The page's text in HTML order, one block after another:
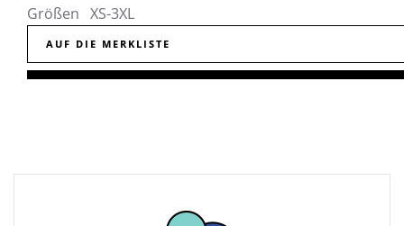
Größen XS-3XL
AUF DIE MERKLISTE